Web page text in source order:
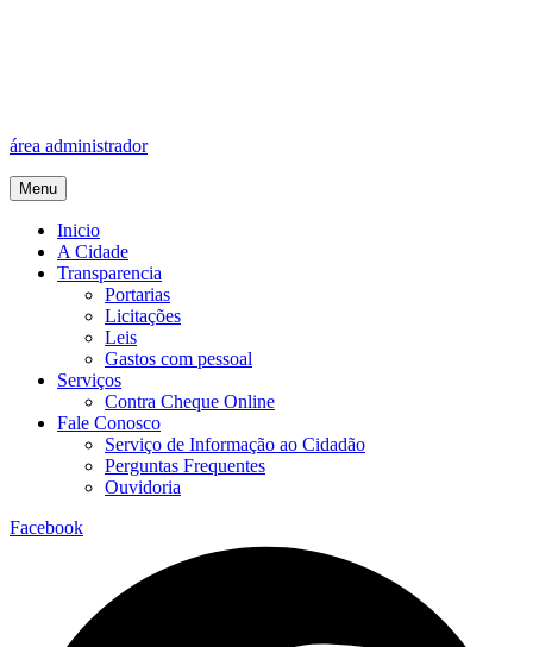
área administrador
Menu
Inicio
A Cidade
Transparencia
Portarias
Licitações
Leis
Gastos com pessoal
Serviços
Contra Cheque Online
Fale Conosco
Serviço de Informação ao Cidadão
Perguntas Frequentes
Ouvidoria
Facebook